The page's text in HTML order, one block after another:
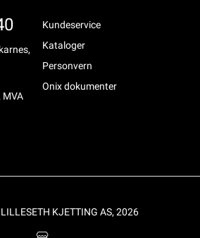
MVA
Kundeservice
Kataloger
Personvern
Onix dokumenter
KJETTING AS, 2026